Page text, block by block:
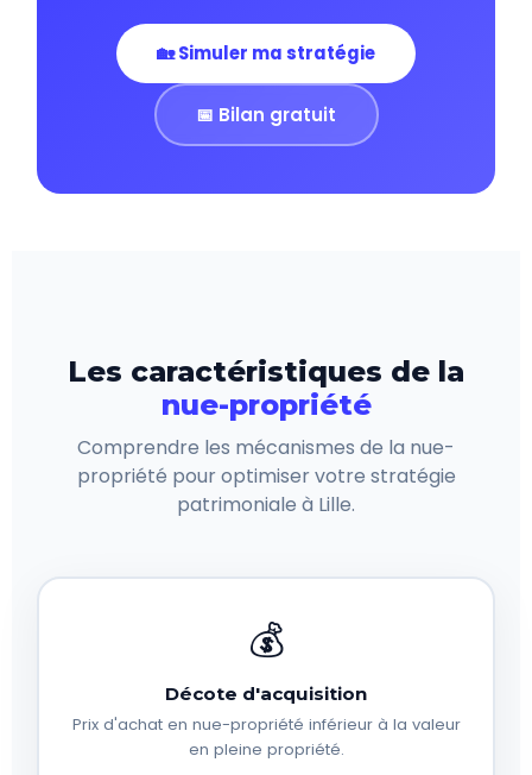
🏡 Simuler ma stratégie
📅 Bilan gratuit
Les caractéristiques de la
nue-propriété
Comprendre les mécanismes de la nue-
propriété pour optimiser votre stratégie
patrimoniale à Lille.
💰
Décote d'acquisition
Prix d'achat en nue-propriété inférieur à la valeur
en pleine propriété.